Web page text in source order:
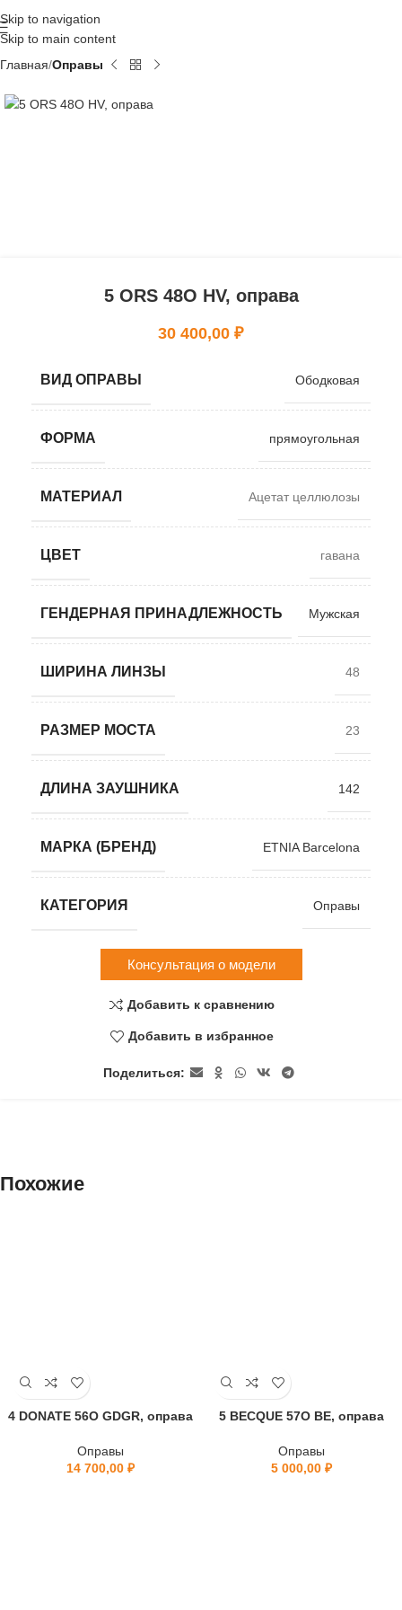
Skip to navigation
Skip to main content
Главная Оправы
5 ORS 48O HV, оправа
30 400,00 ₽
ВИД ОПРАВЫ Ободковая
ФОРМА прямоугольная
МАТЕРИАЛ Ацетат целлюлозы
ЦВЕТ гавана
ГЕНДЕРНАЯ ПРИНАДЛЕЖНОСТЬ Мужская
ШИРИНА ЛИНЗЫ 48
РАЗМЕР МОСТА 23
ДЛИНА ЗАУШНИКА 142
МАРКА (БРЕНД) ETNIA Barcelona
КАТЕГОРИЯ Оправы
Консультация о модели
Добавить к сравнению
Добавить в избранное
Поделиться:
Похожие
4 DONATE 56O GDGR, оправа
Оправы
14 700,00 ₽
5 BECQUE 57O BE, оправа
Оправы
5 000,00 ₽